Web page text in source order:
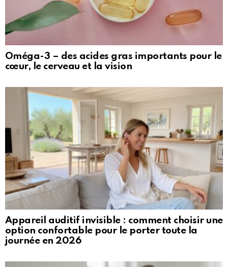
Oméga-3 – des acides gras importants pour le
cœur, le cerveau et la vision
Appareil auditif invisible : comment choisir une
option confortable pour le porter toute la
journée en 2026